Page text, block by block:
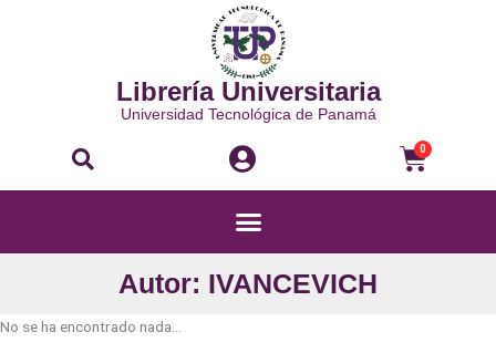
Librería Universitaria
Universidad Tecnológica de Panamá
Buscar 0
Menú
Autor: IVANCEVICH
No se ha encontrado nada...